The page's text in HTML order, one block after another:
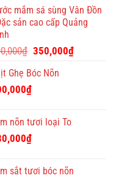
nghĩa
và
độc
mắm sá sùng Vân Đồn
sản cao cấp Quảng
₫ Giá
là:
350,000₫Giá
Ghẹ Bóc Nõn
₫
nõn tươi loại To
₫
sắt tươi bóc nõn